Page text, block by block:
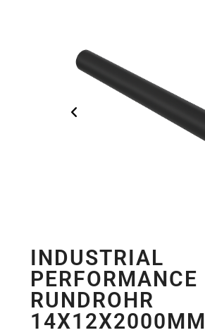
INDUSTRIAL
PERFORMANCE
RUNDROHR
14X12X2000MM